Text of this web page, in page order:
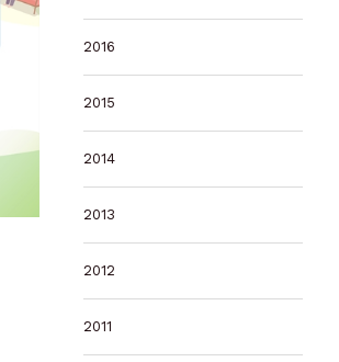
2016
2015
2014
2013
2012
2011